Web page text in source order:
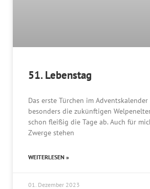
51. Lebenstag
Das erste Türchen im
besonders die zukünftigen
schon fleißig die Tage ab. Auch für
Zwerge stehen
WEITERLESEN »
01. Dezember 2023